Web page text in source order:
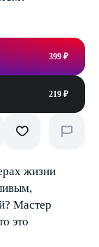
399 ₽
219 ₽
жизни
Мастер
это